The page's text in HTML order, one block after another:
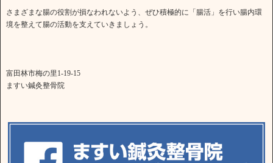
さまざまな腸の役割が損なわれないよう、ぜひ積極的に「腸活」を行い腸内環
境を整えて腸の活動を支えていきましょう。
富田林市梅の里1-19-15
ますい鍼灸整骨院